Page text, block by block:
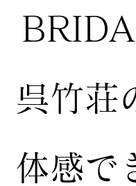
呉竹荘
体感で